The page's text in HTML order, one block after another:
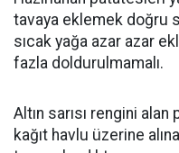
tavaya eklemek doğru
sıcak yağa azar azar
fazla doldurulmamalı.
Altın sarısı rengini alan
kağıt havlu üzerine